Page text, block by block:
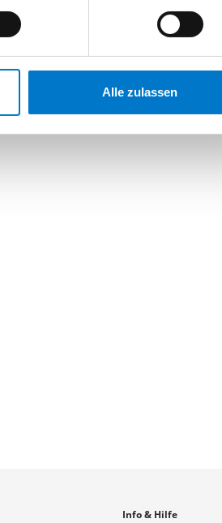
Alle zulassen
Salz-Holztopf mit original
7,10 €
Info & Hilfe